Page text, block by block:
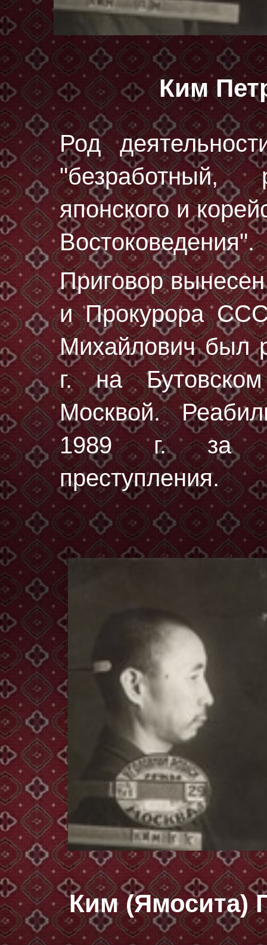
Ким
Род
"безработный,
японского и
Востоковедения".
Приговор
и Прокурора
Михайлович был
г.на
Москвой.
1989 г. за
преступления.
Ким (Ямосита)